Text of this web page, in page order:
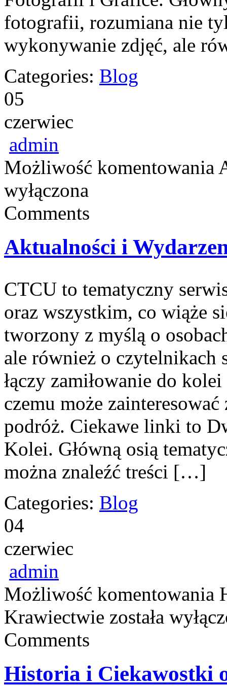
fotografii, rozumiana nie
wykonywanie zdjęć, ale
Categories: Blog
05
czerwiec
admin
Możliwość komentowania
wyłączona
Comments
Aktualności i
CTCU to tematyczny
oraz wszystkim, co wiąże
tworzony z myślą o
ale również o czytelnikach
łączy zamiłowanie do
czemu może
podróż. Ciekawe linki to
Kolei. Główną osią
można znaleźć treści […]
Categories: Blog
04
czerwiec
admin
Możliwość komentowania
Krawiectwie została
Comments
Historia i Ciekawostki